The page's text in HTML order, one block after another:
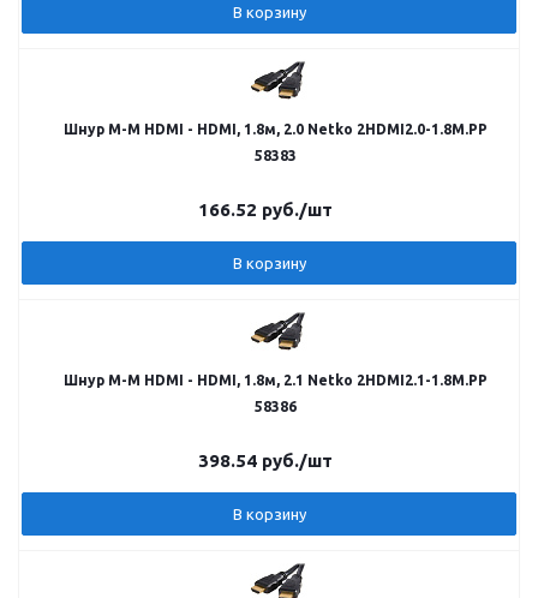
В корзину
Шнур M-M HDMI - HDMI, 1.8м, 2.0 Netko 2HDMI2.0-1.8M.PP
58383
166.52 руб./шт
В корзину
Шнур M-M HDMI - HDMI, 1.8м, 2.1 Netko 2HDMI2.1-1.8M.PP
58386
398.54руб./шт
В корзину